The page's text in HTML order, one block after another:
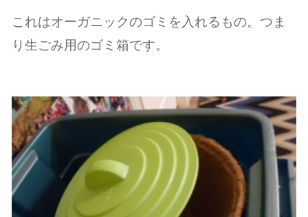
これはオーガニックのゴミを入れるもの。つま
り生ごみ用のゴミ箱です。